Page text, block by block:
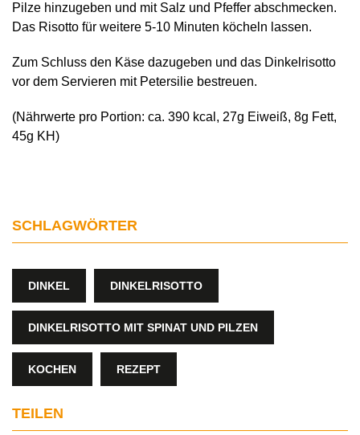
Pilze hinzugeben und mit Salz und Pfeffer abschmecken.
Das Risotto für weitere 5-10 Minuten köcheln lassen.
Zum Schluss den Käse dazugeben und das Dinkelrisotto
vor dem Servieren mit Petersilie bestreuen.
(Nährwerte pro Portion: ca. 390 kcal, 27g Eiweiß, 8g Fett,
45g KH)
SCHLAGWÖRTER
DINKEL DINKELRISOTTO
DINKELRISOTTO MIT SPINAT UND PILZEN
KOCHEN REZEPT
TEILEN